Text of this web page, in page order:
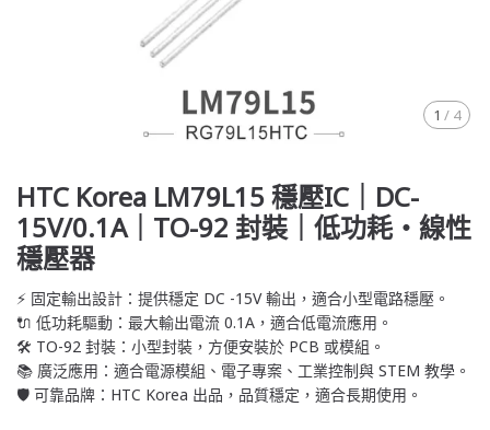
1 / 4
HTC Korea LM79L15 穩壓IC｜DC-
15V/0.1A｜TO-92 封裝｜低功耗・線性
穩壓器
⚡ 固定輸出設計：提供穩定 DC -15V 輸出，適合小型電路穩壓。
🔌 低功耗驅動：最大輸出電流 0.1A，適合低電流應用。
🛠️ TO-92 封裝：小型封裝，方便安裝於 PCB 或模組。
📚 廣泛應用：適合電源模組、電子專案、工業控制與 STEM 教學。
🛡️ 可靠品牌：HTC Korea 出品，品質穩定，適合長期使用。